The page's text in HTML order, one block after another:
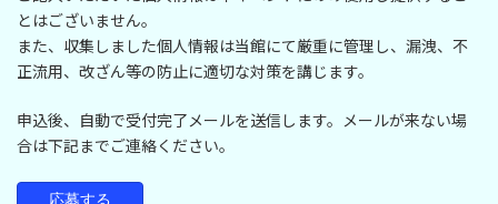
とはございません。
また、収集しました個人情報は当館にて厳重に管理し、漏洩、不
正流用、改ざん等の防止に適切な対策を講じます。
申込後、自動で受付完了メールを送信します。メールが来ない場
合は下記までご連絡ください。